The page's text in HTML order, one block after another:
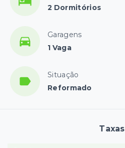
2 Dormitórios
Garagens
1 Vaga
Situação
Reformado
Taxas